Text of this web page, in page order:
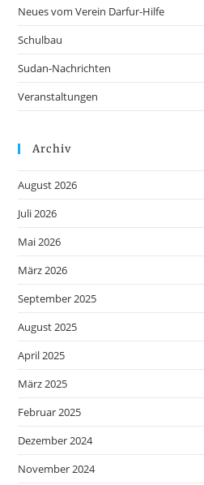
Neues vom Verein Darfur-Hilfe
Schulbau
Sudan-Nachrichten
Veranstaltungen
Archiv
August 2026
Juli 2026
Mai 2026
März 2026
September 2025
August 2025
April 2025
März 2025
Februar 2025
Dezember 2024
November 2024